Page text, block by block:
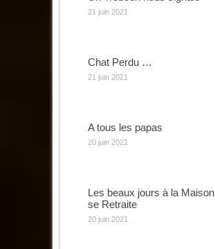
21 juin 2021
Chat Perdu …
21 juin 2021
A tous les papas
20 juin 2021
Les beaux jours à la Maison
se Retraite
20 juin 2021